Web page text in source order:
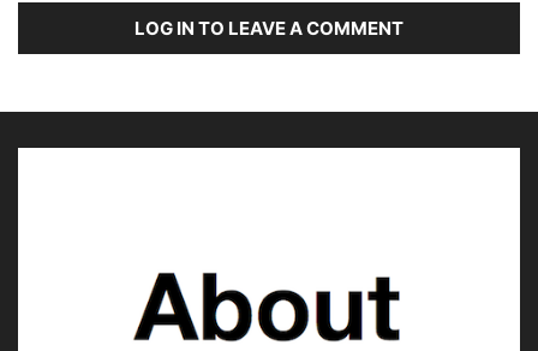
LOG IN TO LEAVE A COMMENT